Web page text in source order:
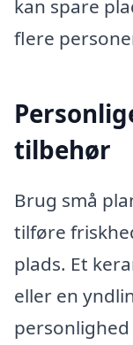
kan spare
flere
tilbehør
Brug små
tilføre
plads. Et
eller en